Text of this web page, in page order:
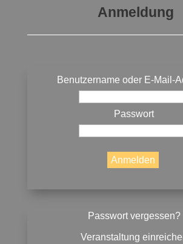
Anmeldung
Benutzername oder E-Mail-
Passwort
Passwort vergessen?
Veranstaltung